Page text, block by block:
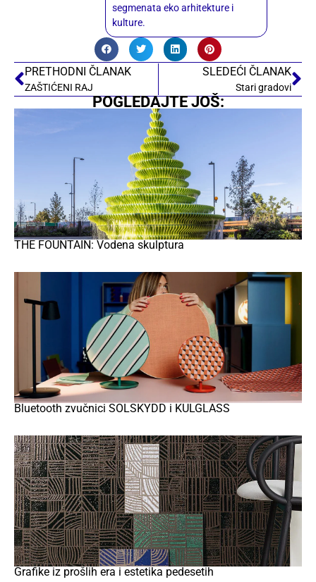
segmenata eko arhitekture i
kulture.
PRETHODNI ČLANAK
ZAŠTIĆENI RAJ
SLEDEĆI ČLANAK
Stari gradovi
POGLEDAJTE JOŠ:
THE FOUNTAIN: Vodena skulptura
Bluetooth zvučnici SOLSKYDD i KULGLASS
Grafike iz prošlih era i estetika pedesetih